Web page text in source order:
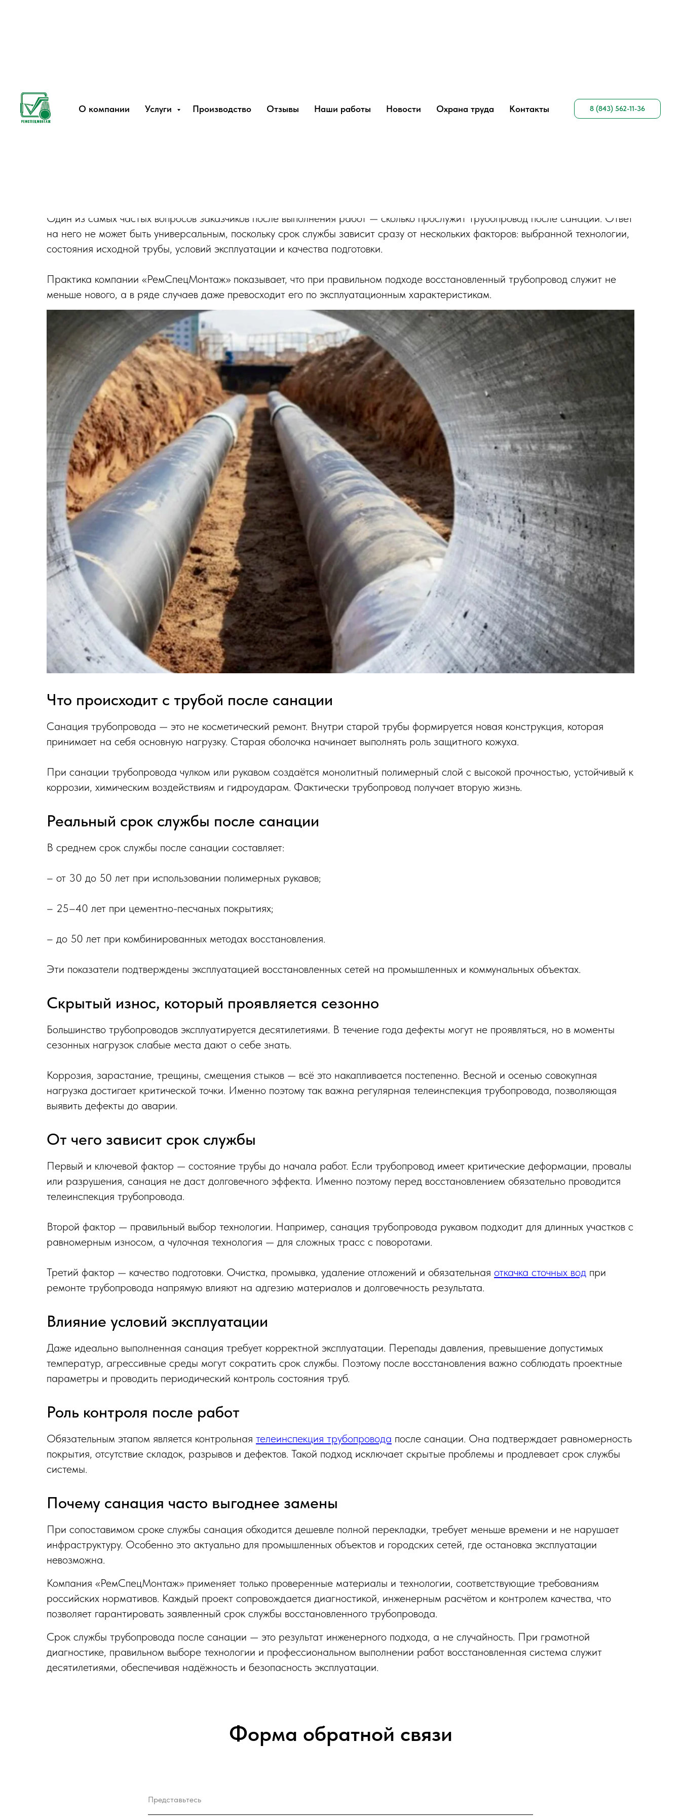
О компании Услуги Производство Отзывы Наши работы Новости Охрана труда Контакты 8 (843) 562-11-36
Сколько служит трубопровод после санации
Один из самых частых вопросов заказчиков после выполнения работ — сколько прослужит трубопровод после санации. Ответ
на него не может быть универсальным, поскольку срок службы зависит сразу от нескольких факторов: выбранной технологии,
состояния исходной трубы, условий эксплуатации и качества подготовки.
Практика компании «РемСпецМонтаж» показывает, что при правильном подходе восстановленный трубопровод служит не
меньше нового, а в ряде случаев даже превосходит его по эксплуатационным характеристикам.
Что происходит с трубой после санации
Санация трубопровода — это не косметический ремонт. Внутри старой трубы формируется новая конструкция, которая
принимает на себя основную нагрузку. Старая оболочка начинает выполнять роль защитного кожуха.
При санации трубопровода чулком или рукавом создаётся монолитный полимерный слой с высокой прочностью, устойчивый к
коррозии, химическим воздействиям и гидроударам. Фактически трубопровод получает вторую жизнь.
Реальный срок службы после санации
В среднем срок службы после санации составляет:
– от 30 до 50 лет при использовании полимерных рукавов;
– 25–40 лет при цементно-песчаных покрытиях;
– до 50 лет при комбинированных методах восстановления.
Эти показатели подтверждены эксплуатацией восстановленных сетей на промышленных и коммунальных объектах.
Скрытый износ, который проявляется сезонно
Большинство трубопроводов эксплуатируется десятилетиями. В течение года дефекты могут не проявляться, но в моменты
сезонных нагрузок слабые места дают о себе знать.
Коррозия, зарастание, трещины, смещения стыков — всё это накапливается постепенно. Весной и осенью совокупная
нагрузка достигает критической точки. Именно поэтому так важна регулярная телеинспекция трубопровода, позволяющая
выявить дефекты до аварии.
От чего зависит срок службы
Первый и ключевой фактор — состояние трубы до начала работ. Если трубопровод имеет критические деформации, провалы
или разрушения, санация не даст долговечного эффекта. Именно поэтому перед восстановлением обязательно проводится
телеинспекция трубопровода.
Второй фактор — правильный выбор технологии. Например, санация трубопровода рукавом подходит для длинных участков с
равномерным износом, а чулочная технология — для сложных трасс с поворотами.
Третий фактор — качество подготовки. Очистка, промывка, удаление отложений и обязательная откачка сточных вод при
ремонте трубопровода напрямую влияют на адгезию материалов и долговечность результата.
Влияние условий эксплуатации
Даже идеально выполненная санация требует корректной эксплуатации. Перепады давления, превышение допустимых
температур, агрессивные среды могут сократить срок службы. Поэтому после восстановления важно соблюдать проектные
параметры и проводить периодический контроль состояния труб.
Роль контроля после работ
Обязательным этапом является контрольная телеинспекция трубопровода после санации. Она подтверждает равномерность
покрытия, отсутствие складок, разрывов и дефектов. Такой подход исключает скрытые проблемы и продлевает срок службы
системы.
Почему санация часто выгоднее замены
При сопоставимом сроке службы санация обходится дешевле полной перекладки, требует меньше времени и не нарушает
инфраструктуру. Особенно это актуально для промышленных объектов и городских сетей, где остановка эксплуатации
невозможна.
Компания «РемСпецМонтаж» применяет только проверенные материалы и технологии, соответствующие требованиям
российских нормативов. Каждый проект сопровождается диагностикой, инженерным расчётом и контролем качества, что
позволяет гарантировать заявленный срок службы восстановленного трубопровода.
Срок службы трубопровода после санации — это результат инженерного подхода, а не случайность. При грамотной
диагностике, правильном выборе технологии и профессиональном выполнении работ восстановленная система служит
десятилетиями, обеспечивая надёжность и безопасность эксплуатации.
Форма обратной связи